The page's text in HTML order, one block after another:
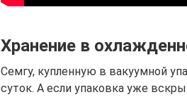
Хранение в
Семгу, купленную в вакуумной
суток. А если упаковка уже